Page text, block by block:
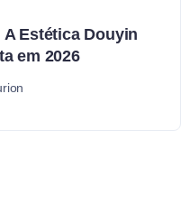
A Estética Douyin
em 2026